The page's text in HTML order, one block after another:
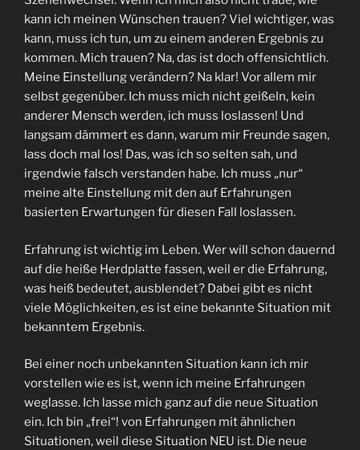
kann ich meinen Wünschen trauen? Viel wichtiger, was
kann, muss ich tun, um zu einem anderen Ergebnis zu
kommen. Mich trauen? Na, das ist doch offensichtlich.
Meine Einstellung verändern? Na klar! Vor allem mir
selbst gegenüber. Ich muss mich nicht geißeln, kein
anderer Mensch werden, ich muss loslassen! Und
langsam dämmert es dann, warum mir Freunde sagen,
lass doch mal los! Das, was ich so selten sah, und
irgendwie falsch verstanden habe. Ich muss „nur“
meine alte Einstellung mit den auf Erfahrungen
basierten Erwartungen für diesen Fall loslassen.
Erfahrung ist wichtig im Leben. Wer will schon dauernd
auf die heiße Herdplatte fassen, weil er die Erfahrung,
was heiß bedeutet, ausblendet? Dabei gibt es nicht
viele Möglichkeiten, es ist eine bekannte Situation mit
bekanntem Ergebnis.
Bei einer noch unbekannten Situation kann ich mir
vorstellen wie es ist, wenn ich meine Erfahrungen
weglasse. Ich lasse mich ganz auf die neue Situation
ein. Ich bin „frei“! von Erfahrungen mit ähnlichen
Situationen, weil diese Situation NEU ist. Die neue